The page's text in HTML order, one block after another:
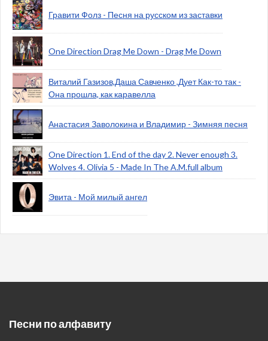
Гравити Фолз - Песня на русском из заставки
One Direction Drag Me Down - Drag Me Down
Виталий Газизов,Даша Савченко ,Дует Как-то так -
Она прошла, как каравелла
Анастасия Заволокина и Владимир - Зимняя песня
One Direction 1. End of the day 2. Never enough 3.
Wolves 4. Olivia 5 - Made In The A.M.full album
Эвита - Мой милый ангел
Песни по алфавиту